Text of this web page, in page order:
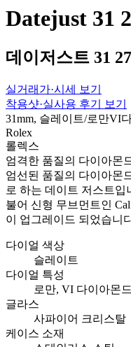
Datejust 31
데이저스트 31
실거래가·시세 보기
착용샷·실사용 후기 보기
31mm, 슬레이트/로만VI
Rolex
롤렉스
엄격한 품질의 다이아몬
엄선된 품질의 다이아몬
로 하는 데이트 저스트입
불어 신형 무브먼트인
이 업그레이드 되었습니
다이얼 색상
슬레이트
다이얼 특성
로만, VI 다이아몬
글라스
사파이어 크리스탈
케이스 소재